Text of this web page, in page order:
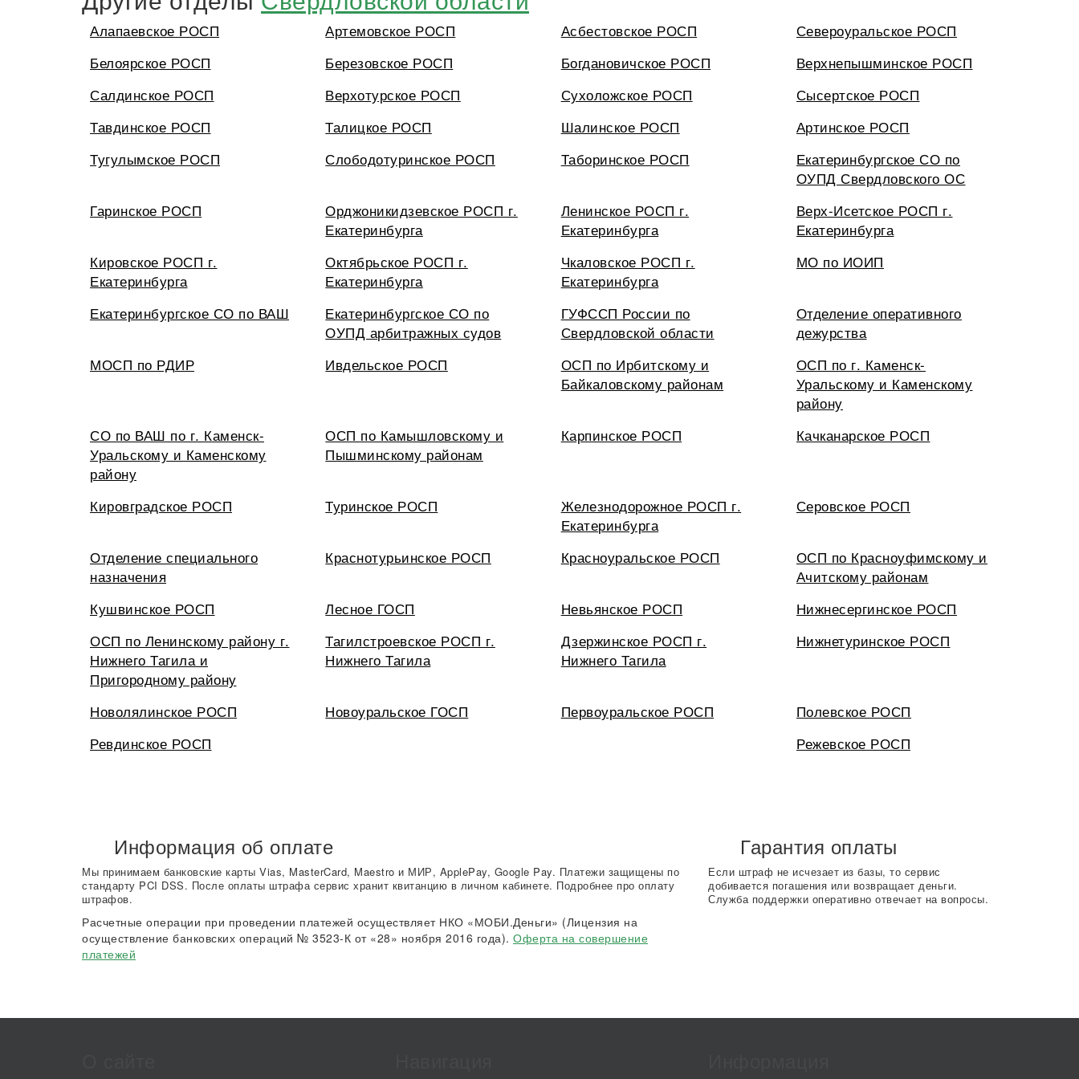
Алапаевское РОСП Артемовское РОСП Асбестовское РОСП
Североуральское РОСП
Белоярское РОСП
Березовское РОСП Богдановичское РОСП
Верхнепышминское РОСП
Салдинское РОСП
Верхотурское РОСП Сухоложское РОСП
Сысертское РОСП
Тавдинское РОСП
Талицкое РОСП Шалинское РОСП
Артинское РОСП
Тугулымское РОСП
Слободотуринское РОСП Таборинское РОСП
Екатеринбургское СО по
ОУПД Свердловского ОС
Гаринское РОСП
Орджоникидзевское РОСП г.
Екатеринбурга
Ленинское РОСП г.
Екатеринбурга
Верх-Исетское РОСП г.
Екатеринбурга
Кировское РОСП г.
Екатеринбурга
Октябрьское РОСП г.
Екатеринбурга
Чкаловское РОСП г.
Екатеринбурга
МО по ИОИП
Екатеринбургское СО по ВАШ
Екатеринбургское СО по
ОУПД арбитражных судов
ГУФССП России по
Свердловской области
Отделение оперативного
дежурства
МОСП по РДИР
Ивдельское РОСП
ОСП по Ирбитскому и
Байкаловскому районам
ОСП по г. Каменск-
Уральскому и Каменскому
району
СО по ВАШ по г. Каменск-
Уральскому и Каменскому
району
ОСП по Камышловскому и
Пышминскому районам
Карпинское РОСП Качканарское РОСП
Кировградское РОСП Туринское РОСП
Железнодорожное РОСП г.
Екатеринбурга
Серовское РОСП
Отделение специального
назначения
Краснотурьинское РОСП Красноуральское РОСП
ОСП по Красноуфимскому и
Ачитскому районам
Кушвинское РОСП
Лесное ГОСП Невьянское РОСП
Нижнесергинское РОСП
ОСП по Ленинскому району г.
Нижнего Тагила и
Пригородному району
Тагилстроевское РОСП г.
Нижнего Тагила
Дзержинское РОСП г.
Нижнего Тагила
Нижнетуринское РОСП
Новолялинское РОСП Новоуральское ГОСП Первоуральское РОСП
Полевское РОСП
Ревдинское РОСП
Режевское РОСП
Информация об оплате
Мы принимаем банковские карты Vias, MasterCard, Maestro и МИР, ApplePay, Google Pay. Платежи защищены по
стандарту PCI DSS. После оплаты штрафа сервис хранит квитанцию в личном кабинете. Подробнее про оплату
штрафов.
Расчетные операции при проведении платежей осуществляет НКО «МОБИ.Деньги» (Лицензия на
осуществление банковских операций № 3523-К от «28» ноября 2016 года). Оферта на совершение
платежей
Гарантия оплаты
Если штраф не исчезает из базы, то сервис
добивается погашения или возвращает деньги.
Служба поддержки оперативно отвечает на вопросы.